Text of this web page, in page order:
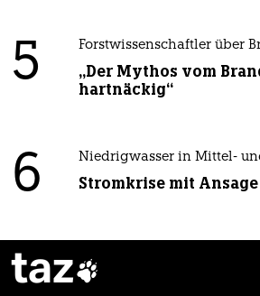
5 Forstwissenschaftler über
„Der Mythos vom
hartnäckig“
6 Niedrigwasser in Mittel-
Stromkrise mit Ansage
taz